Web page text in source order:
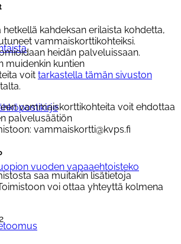
vuoden vapaaehtoisteko
kahdeksan erilaista kohdetta,
vammaiskorttikohteiksi.
heidän palveluissaan.
muidenkin kuntien
voit tarkastella tämän sivuston
vammaiskorttikohteita voit ehdottaa
palvelusäätiön
vammaiskortti@kvps.fi
saa muitakin lisätietoja
voi ottaa yhteyttä kolmena